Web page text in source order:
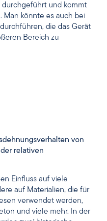
zeigt den
3-Punkt-Biegeversuchs.
durchgeführt und kommt
könnte es auch bei
die das Gerät
von
relativen
Einfluss auf viele
auf Materialien, die für